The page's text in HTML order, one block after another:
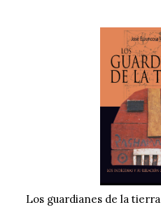
Los guardianes de la tierra